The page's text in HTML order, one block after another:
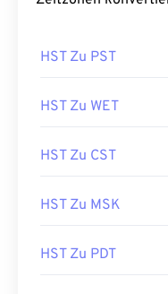
HST Zu PST
HST Zu WET
HST Zu CST
HST Zu MSK
HST Zu PDT